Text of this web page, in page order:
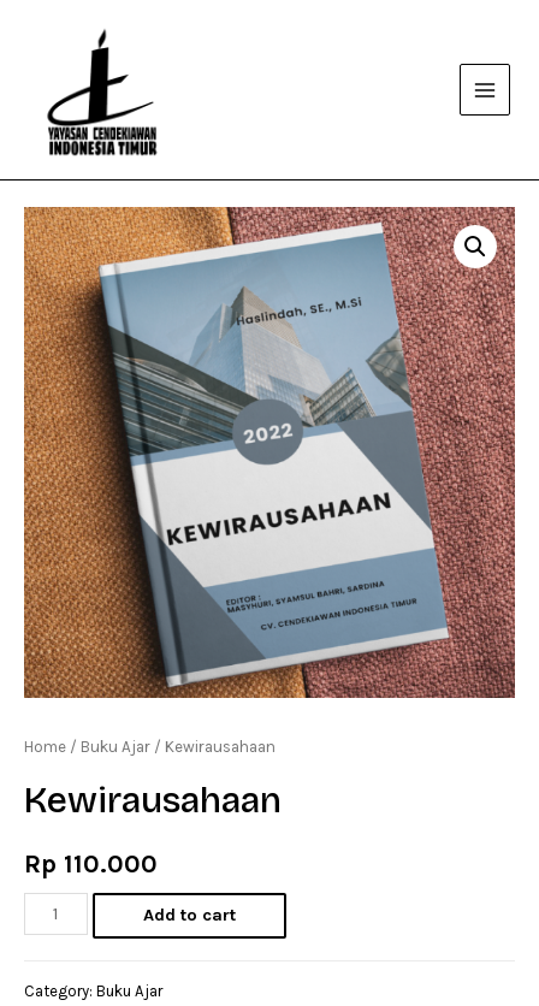
Main
Home / Buku Ajar / Kewirausahaan
Kewirausahaan
Rp 110.000
Kewirausahaan
quantity
Add to cart
Category: Buku Ajar